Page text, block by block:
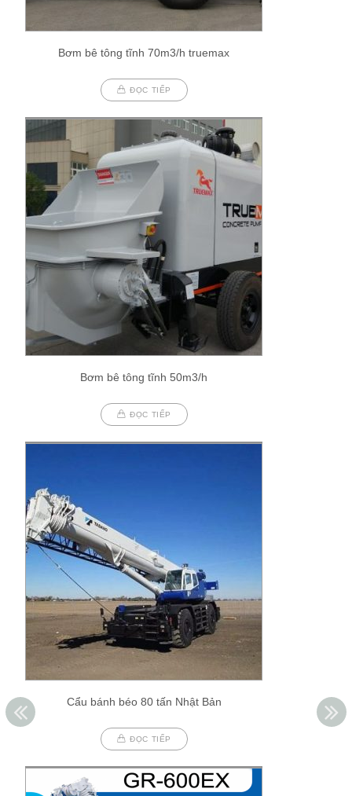
Bơm bê tông tĩnh 70m3/h truemax
ĐỌC TIẾP
Bơm bê tông tĩnh 50m3/h
ĐỌC TIẾP
Cẩu bánh béo 80 tấn Nhật Bản
ĐỌC TIẾP